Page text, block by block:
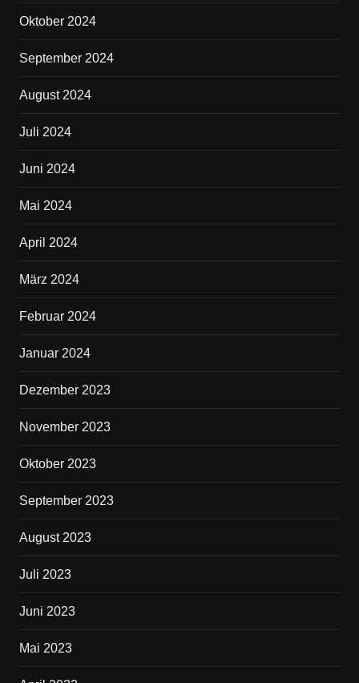
Oktober 2024
September 2024
August 2024
Juli 2024
Juni 2024
Mai 2024
April 2024
März 2024
Februar 2024
Januar 2024
Dezember 2023
November 2023
Oktober 2023
September 2023
August 2023
Juli 2023
Juni 2023
Mai 2023